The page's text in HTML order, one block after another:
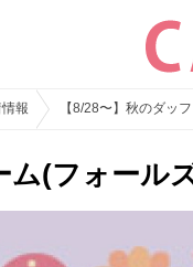
報 【8/28〜】秋のダッ
(フォール